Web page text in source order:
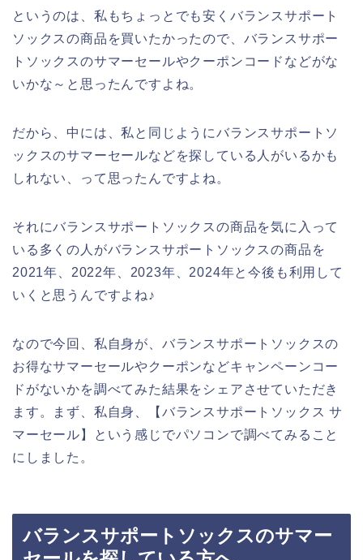
というのは、私もちょっとでも安くバランスサポート
ソックスの商品を買いたかったので、バランスサポー
トソックスのサマーセールやクーポンコードなどがな
いかな～と思ったんですよね。
だから、中には、私と同じようにバランスサポートソ
ックスのサマーセールなどを探している人がいるかも
しれない、って思ったんですよね。
それにバランスサポートソックスの商品を気に入って
いる多くの人がバランスサポートソックスの商品を
2021年、2022年、2023年、2024年と今後も利用して
いくと思うんですよね♪
なので今回、私自身が、バランスサポートソックスの
お得なサマーセールやクーポンなどキャンペーンコー
ドがないかを調べてみた結果をシェアさせていただき
ます。まず、私自身、【バランスサポートソックス サ
マーセール】という感じでパソコンで調べてみること
にしました。
バランスサポートソックスのサマー